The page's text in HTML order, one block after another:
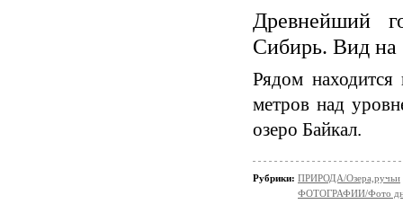
Древнейший
Сибирь. Вид
Рядом
метров над
озеро Байкал.
Рубрики: ПРИРОДА/Озера,ручьи
ФОТОГРАФИИ/Фото